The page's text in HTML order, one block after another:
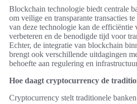
Blockchain technologie biedt centrale
om veilige en transparante transacties
van deze technologie kan de efficiëntie
verbeteren en de benodigde tijd voor
Echter, de integratie van blockchain
brengt ook verschillende uitdagingen
behoefte aan regulering en
Hoe daagt cryptocurrency de
Cryptocurrency stelt traditionele